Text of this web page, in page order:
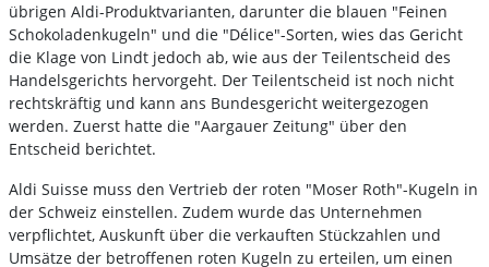
übrigen Aldi-Produktvarianten, darunter die blauen "Feinen
Schokoladenkugeln" und die "Délice"-Sorten, wies das Gericht
die Klage von Lindt jedoch ab, wie aus der Teilentscheid des
Handelsgerichts hervorgeht. Der Teilentscheid ist noch nicht
rechtskräftig und kann ans Bundesgericht weitergezogen
werden. Zuerst hatte die "Aargauer Zeitung" über den
Entscheid berichtet.
Aldi Suisse muss den Vertrieb der roten "Moser Roth"-Kugeln in
der Schweiz einstellen. Zudem wurde das Unternehmen
verpflichtet, Auskunft über die verkauften Stückzahlen und
Umsätze der betroffenen roten Kugeln zu erteilen, um einen